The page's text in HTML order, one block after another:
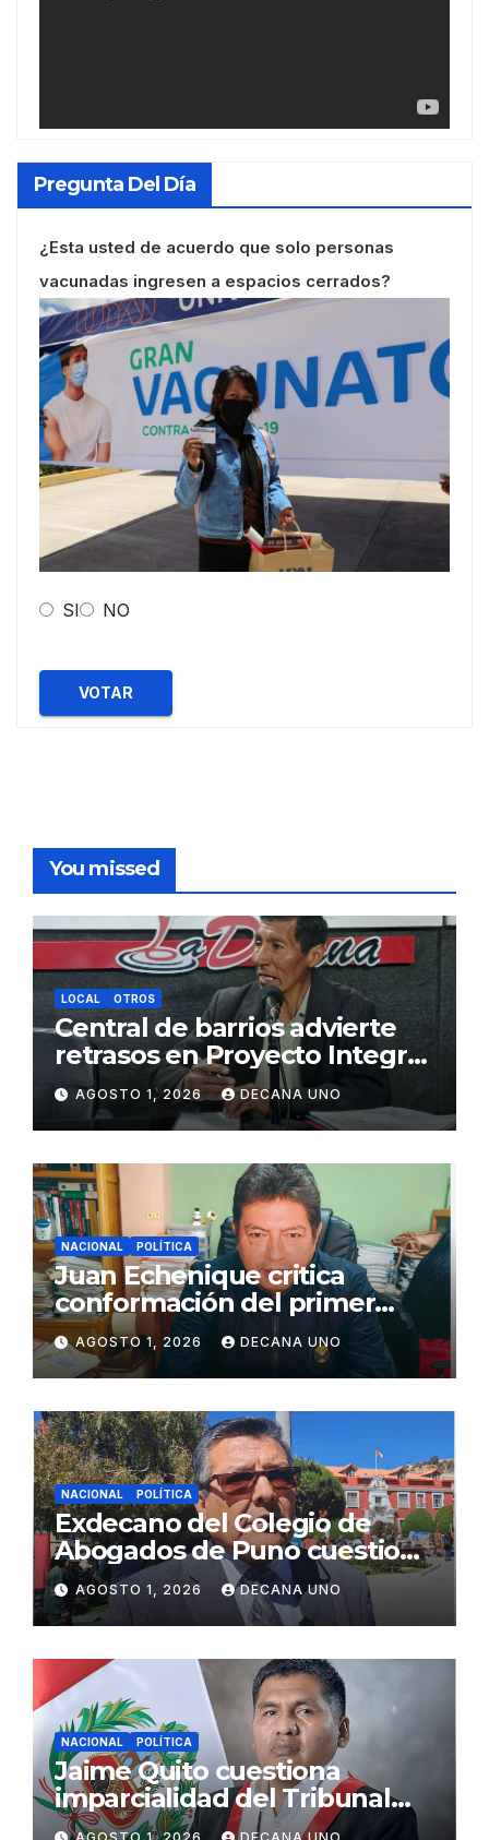
Pregunta Del Día
¿Esta usted de acuerdo que solo personas
vacunadas ingresen a espacios cerrados?
SI NO
VOTAR
You missed
LOCAL OTROS
Central de barrios advierte
retrasos en Proyecto Integral
de Agua y Alcantarillado para
Juliaca
AGOSTO 1, 2026 DECANA UNO
NACIONAL POLÍTICA
Juan Echenique critica
conformación del primer
gabinete ministerial de Keiko
Fujimori
AGOSTO 1, 2026 DECANA UNO
NACIONAL POLÍTICA
Exdecano del Colegio de
Abogados de Puno cuestiona
propuestas sobre seguridad
ciudadana
AGOSTO 1, 2026 DECANA UNO
NACIONAL POLÍTICA
Jaime Quito cuestiona
imparcialidad del Tribunal
Constitucional tras liberación